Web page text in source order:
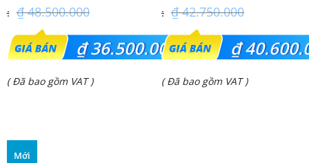
₫48.500.000
Giá
gốc
là:
₫36.500.000
Giá
( Đã bao gồm VAT )
₫42.750.000
Giá
gốc
là:
₫
Giá
( Đã bao gồm VAT )
Mới